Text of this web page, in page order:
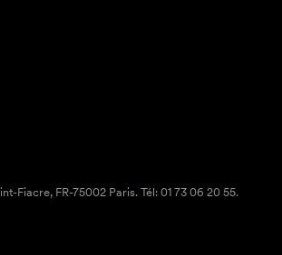
Fiacre, FR-75002 Paris. Tél: 01 73 06 20 55.